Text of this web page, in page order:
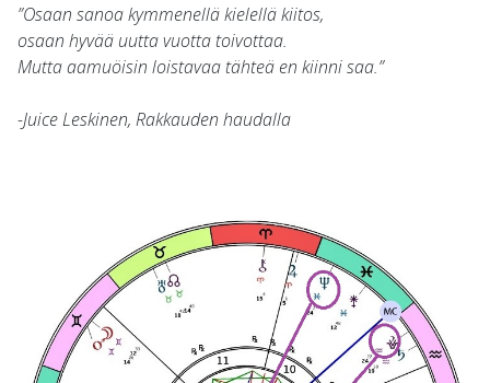
”Osaan sanoa kymmenellä kielellä kiitos,
osaan hyvää uutta vuotta toivottaa.
Mutta aamuöisin loistavaa tähteä en kiinni saa.”
-Juice Leskinen, Rakkauden haudalla